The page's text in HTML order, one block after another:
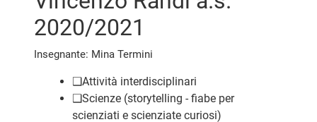
2020/2021
Insegnante: Mina Termini
❑Attività interdisciplinari
❑Scienze (storytelling - fiabe per
scienziati e scienziate curiosi)